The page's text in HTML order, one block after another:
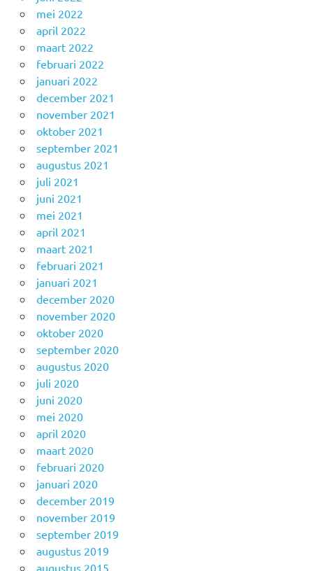
mei 2022
april 2022
maart 2022
februari 2022
januari 2022
december 2021
november 2021
oktober 2021
september 2021
augustus 2021
juli 2021
juni 2021
mei 2021
april 2021
maart 2021
februari 2021
januari 2021
december 2020
november 2020
oktober 2020
september 2020
augustus 2020
juli 2020
juni 2020
mei 2020
april 2020
maart 2020
februari 2020
januari 2020
december 2019
november 2019
september 2019
augustus 2019
augustus 2015